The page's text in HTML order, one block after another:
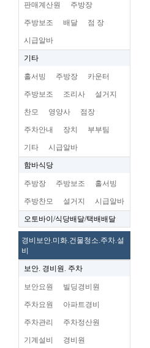
판매계산원 주방장
주방보조 배달 점 장
시급알바
기타
홀서빙 주방장 카운터
주방보조 조리사 설거지
찬모 영양사 점장
주차안내 장치 부부팀
기타 시급알바
함바식당
주방장 주방보조 홀서빙
주방찬모 설거지 시급알바
오토바이/식당배달/택배배달
경비보안.미화.건물청소.주차.설
비
보안. 경비원. 주차
보안요원 빌딩경비원
주차요원 아파트경비
주차관리 주차정산원
기계설비 경비원